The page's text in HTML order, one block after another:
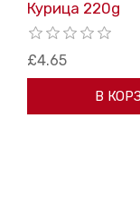
Курица 220g
£4.65
В